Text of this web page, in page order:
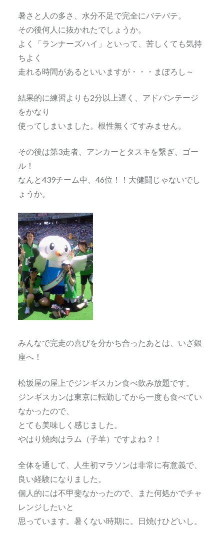
暑さと人の多さ、水分不足で完全にバテバテ。
その後何人に抜かれたでしょうか。
よく「ランナーズハイ」といって、苦しくても気持
ちよく
走れる時間があるといいますが・・・まぼろし～
結果的に練習よりも2分以上遅く、アドバンテージ
をかなり
使ってしまいました。根性無くてすみません。
その後は第3走者、アンカーとタスキを繋ぎ、ゴー
ル！
なんと439チーム中、46位！！大健闘じゃないでし
ょうか。
みんなで完走の喜びを分かち合ったあとは、いざ銀
座へ！
松坂屋の屋上でジンギスカン食べ飲み放題です。
ジンギスカンは東京に転勤してから一度も食べてい
なかったので、
とても美味しく感じました。
やはり焼肉はラム（子羊）ですよね？！
全体を通して、人生初マラソンは非常に有意義で、
良い経験になりました。
個人的には不甲斐なかったので、また何処かでチャ
レンジしたいと
思っています。暑くない時期に。日焼けひどいし。